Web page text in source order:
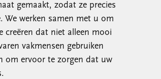
gemaakt, zodat ze precies
We werken samen met u om
creëren dat niet alleen mooi
vakmensen gebruiken
om ervoor te zorgen dat uw